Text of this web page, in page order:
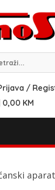
/
0,00 KM